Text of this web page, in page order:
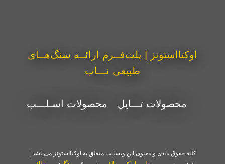
اوکتااستونز | پلت‌فــرم ارائــه سنگ‌هــای
طبیعی نـــاب
محصولات تـــایل محصولات اسـلـــب
کلیه حقوق مادی و معنوی این وبسایت متعلق به اوکتااستونز می‌باشد |